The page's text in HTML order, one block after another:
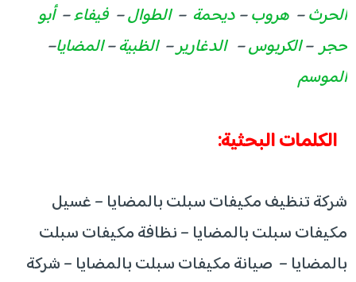
الحرث– هروب–ديحمة –الطوال– فيفاء–أبو
حجر–الكربوس– الدغارير– الظبية–المضايا–
الموسم
الكلمات البحثية:
شركة تنظيف مكيفات سبلت بالمضايا – غسيل
مكيفات سبلت بالمضايا – نظافة مكيفات سبلت
بالمضايا – صيانة مكيفات سبلت بالمضايا – شركة